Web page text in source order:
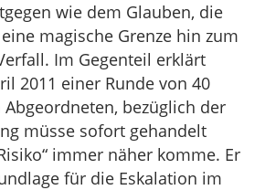
wie dem Glauben, die
magische Grenze hin zum
Im Gegenteil erklärt
2011 einer Runde von 40
bezüglich der
müsse sofort gehandelt
immer näher komme. Er
für die Eskalation im